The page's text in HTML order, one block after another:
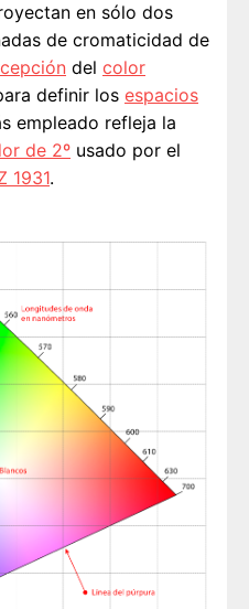
en sólo dos
de cromaticidad de
del color
definir los espacios
empleado refleja la
de 2º usado por el
1931.